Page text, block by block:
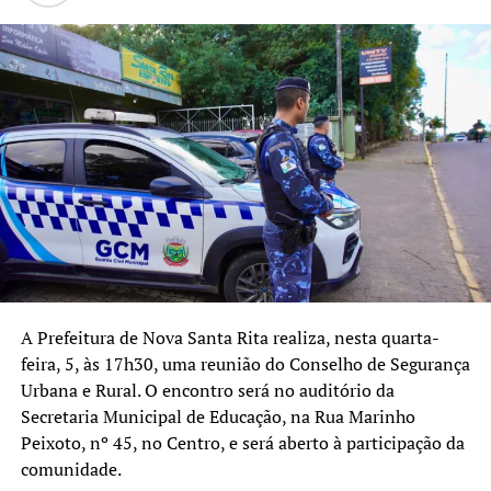
O secretário de Desenvolvimento Urbano, Juliano Dias
Furquim, ressaltou que a divulgação corresponde a uma
etapa do cronograma e orientou os candidatos a
acompanharem as próximas fases do processo.
“É importante destacar que
esta é uma lista preliminar
de pré-selecionados. Ainda
existe o período destinado
à apresentação e análise de
recursos antes da
publicação da relação final.
Todo o processo está sendo
A Prefeitura de Nova Santa Rita realiza, nesta quarta-
feira, 5, às 17h30, uma reunião do Conselho de Segurança
Urbana e Rural. O encontro será no auditório da
Secretaria Municipal de Educação, na Rua Marinho
Peixoto, nº 45, no Centro, e será aberto à participação da
comunidade.